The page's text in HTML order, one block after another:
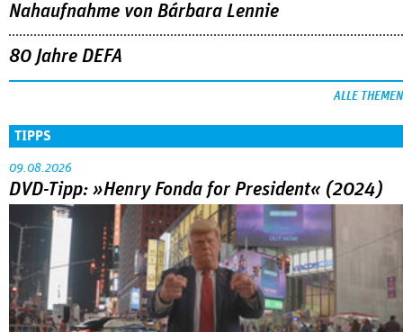
Nahaufnahme von Bárbara Lennie
80 Jahre DEFA
ALLE THEMEN
TIPPS
09.08.2026
DVD-Tipp: »Henry Fonda for President« (2024)